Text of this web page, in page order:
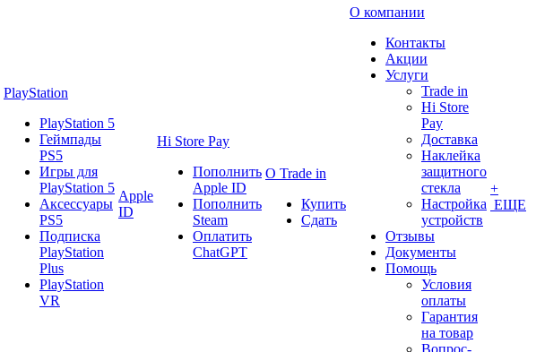
PlayStation
PlayStation 5
Геймпады
PS5
Игры для
PlayStation 5
Аксессуары
PS5
Подписка
PlayStation
Plus
PlayStation
VR
Apple
ID
Hi Store Pay
Пополнить
Apple ID
Пополнить
Steam
Оплатить
ChatGPT
О Trade in
Купить
Сдать
О компании
Контакты
Акции
Услуги
Trade in
Hi Store
Pay
Доставка
Наклейка
защитного
стекла
Настройка
устройств
Отзывы
Документы
Помощь
Условия
оплаты
Гарантия
на товар
Вопрос-
+
ЕЩЕ